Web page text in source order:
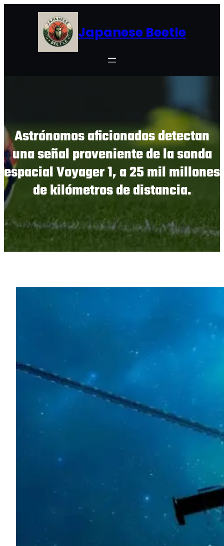
Japanese Beetle
Astrónomos aficionados detectan
una señal proveniente de la sonda
espacial Voyager 1, a 25 mil millones
de kilómetros de distancia.